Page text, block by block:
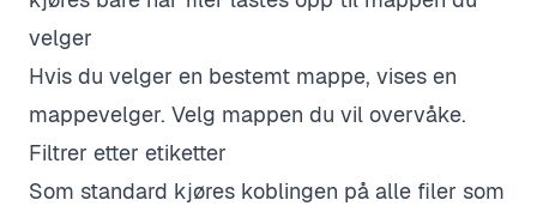
velger
Hvis du velger en bestemt mappe, vises en
mappevelger. Velg mappen du vil overvåke.
Filtrer etter etiketter
Som standard kjøres koblingen på alle filer som